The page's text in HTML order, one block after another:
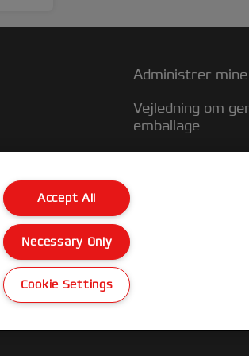
Administrer
Vejledning om
emballage
Accept All
Necessary Only
Cookie Settings